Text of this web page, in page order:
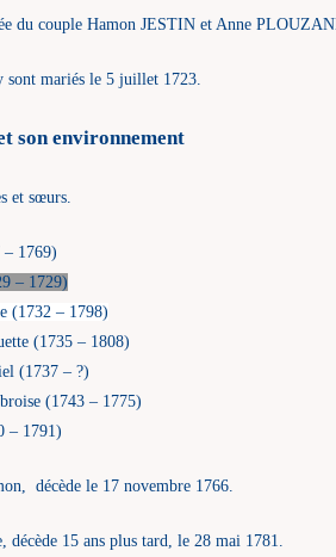
du couple Hamon JESTIN et Anne
sont mariés le 5 juillet 1723.
son environnement
et sœurs.
– 1769)
– 1729)
(1732 – 1798)
(1735 – 1808)
(1737 – ?)
(1743 – 1775)
– 1791)
décède le 17 novembre 1766.
décède 15 ans plus tard, le 28 mai 1781.